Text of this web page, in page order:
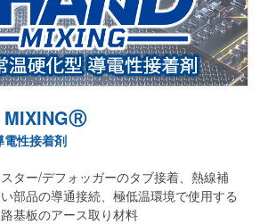
MIXINGⓇ
電性接着剤
ター/デフォッガーのタブ接着、熱線補
部品の導通接続、極低温環境で使用する
基板のアース取り材料